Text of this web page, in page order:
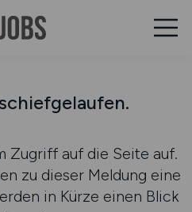
Zugriff auf die Seite auf.
zu dieser Meldung eine
in Kürze einen Blick